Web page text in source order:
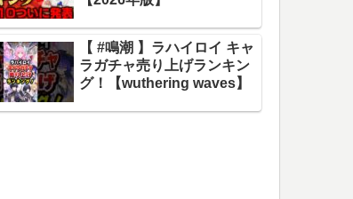
【 #鳴潮 】ラハイロイ キャ
ラガチャ売り上げランキン
グ！【wuthering waves】